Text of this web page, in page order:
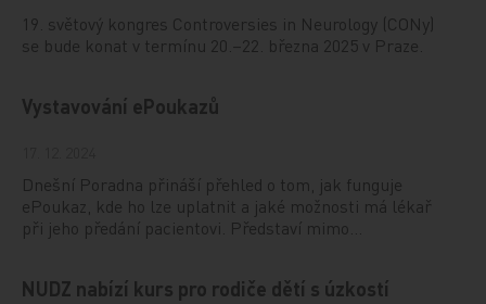
19. světový kongres Controversies in Neurology (CONy)
se bude konat v termínu 20.–22. března 2025 v Praze.
Vystavování ePoukazů
Dnešní Poradna přináší přehled o tom, jak funguje
ePoukaz, kde ho lze uplatnit a jaké možnosti má lékař
při jeho předání pacientovi. Představí mimo…
NUDZ nabízí kurs pro rodiče dětí s úzkostí